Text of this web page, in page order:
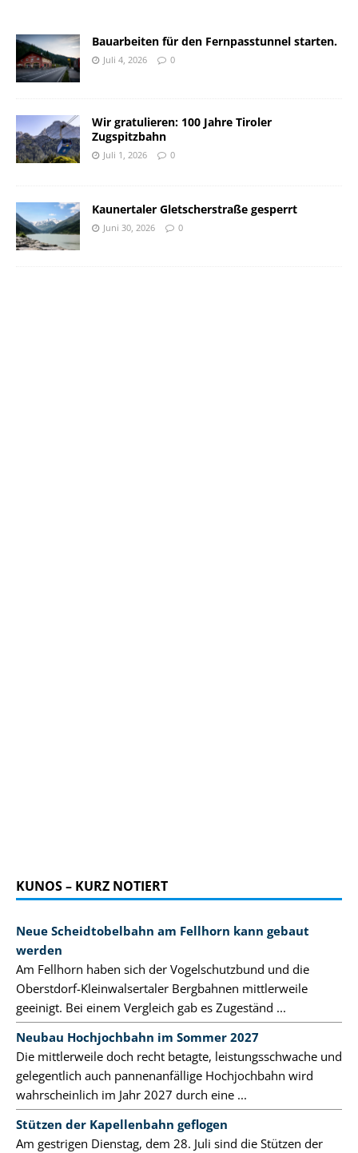
Bauarbeiten für den Fernpasstunnel starten.
Juli 4, 2026 0
Wir gratulieren: 100 Jahre Tiroler
Zugspitzbahn
Juli 1, 2026 0
Kaunertaler Gletscherstraße gesperrt
Juni 30, 2026 0
KUNOS – KURZ NOTIERT
Neue Scheidtobelbahn am Fellhorn kann gebaut
werden
Am Fellhorn haben sich der Vogelschutzbund und die
Oberstdorf-Kleinwalsertaler Bergbahnen mittlerweile
geeinigt. Bei einem Vergleich gab es Zugeständ ...
Neubau Hochjochbahn im Sommer 2027
Die mittlerweile doch recht betagte, leistungsschwache und
gelegentlich auch pannenanfällige Hochjochbahn wird
wahrscheinlich im Jahr 2027 durch eine ...
Stützen der Kapellenbahn geflogen
Am gestrigen Dienstag, dem 28. Juli sind die Stützen der